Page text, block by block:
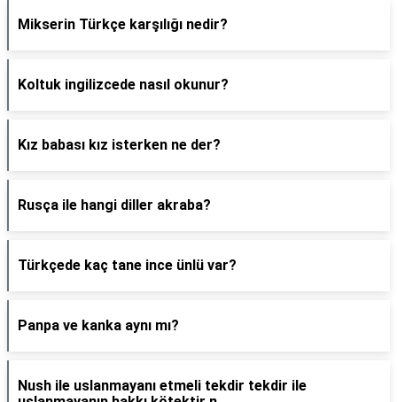
Mikserin Türkçe karşılığı nedir?
Koltuk ingilizcede nasıl okunur?
Kız babası kız isterken ne der?
Rusça ile hangi diller akraba?
Türkçede kaç tane ince ünlü var?
Panpa ve kanka aynı mı?
Nush ile uslanmayanı etmeli tekdir tekdir ile